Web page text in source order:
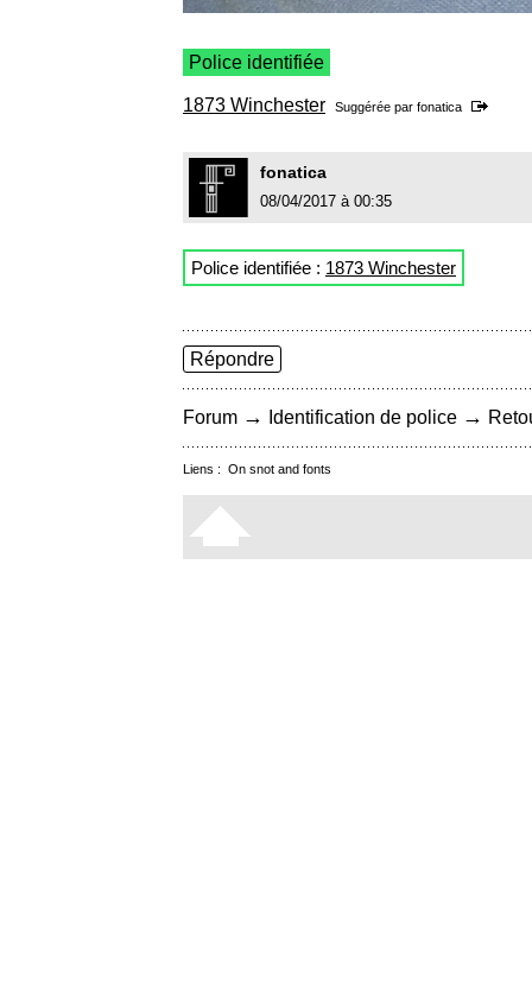
Police identifiée
1873 Winchester Suggérée par fonatica
fonatica
08/04/2017 à 00:35
Police identifiée : 1873 Winchester
Répondre
Forum → Identification de police →
Liens : On snot and fonts